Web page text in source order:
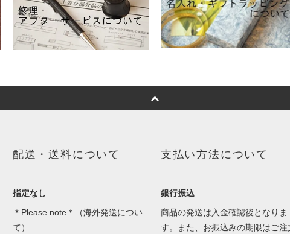
配送・送料について
指定なし
＊Please note＊（海外発送につい
て）
支払い方法について
銀行振込
商品の発送は入金確認後となりま
す。また、お振込みの期限はご注